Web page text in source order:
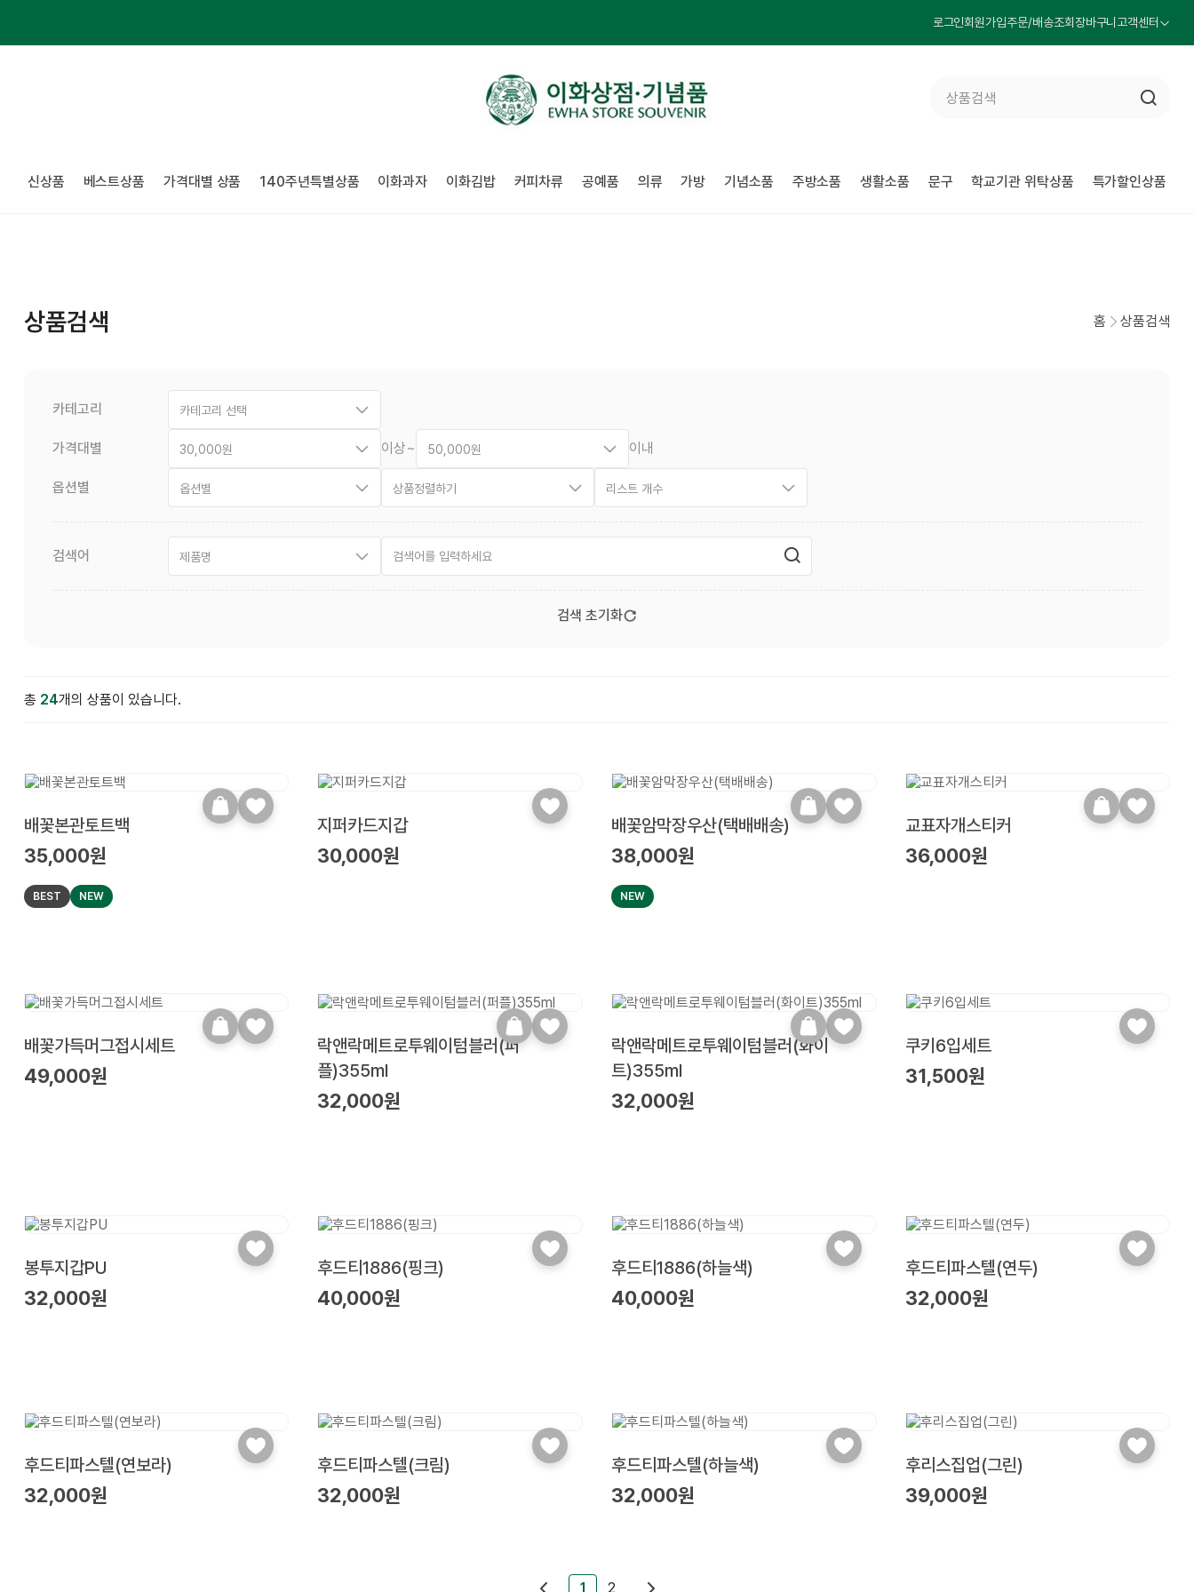
로그인회원가입주문/배송조회장바구니 고객센터
신상품 베스트상품 가격대별 상품 140주년특별상품 이화과자 이화김밥 커피차류 공예품 의류 가방 기념소품 주방소품 생활소품 문구 학교기관 위탁상품 특가할인상품
상품검색 홈 상품검색
카테고리 카테고리 선택
가격대별 30,000원 이상~ 50,000원 이내
옵션별 옵션별 상품정렬하기 리스트 개수
검색어 제품명
검색 초기화
총 24개의 상품이 있습니다.
배꽃본관토트백
35,000원
BEST NEW
지퍼카드지갑
30,000원
배꽃암막장우산(택배배송)
38,000원
NEW
교표자개스티커
36,000원
배꽃가득머그접시세트
49,000원
락앤락메트로투웨이텀블러(퍼
플)355ml
32,000원
락앤락메트로투웨이텀블러(화이
트)355ml
32,000원
쿠키6입세트
31,500원
봉투지갑PU
32,000원
후드티1886(핑크)
40,000원
후드티1886(하늘색)
40,000원
후드티파스텔(연두)
32,000원
후드티파스텔(연보라)
32,000원
후드티파스텔(크림)
32,000원
후드티파스텔(하늘색)
32,000원
후리스집업(그린)
39,000원
1 2